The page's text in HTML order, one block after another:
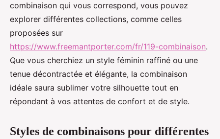
combinaison qui vous correspond, vous pouvez
explorer différentes collections, comme celles
proposées sur
https://www.freemantporter.com/fr/119-combinaison.
Que vous cherchiez un style féminin raffiné ou une
tenue décontractée et élégante, la combinaison
idéale saura sublimer votre silhouette tout en
répondant à vos attentes de confort et de style.
Styles de combinaisons pour différentes